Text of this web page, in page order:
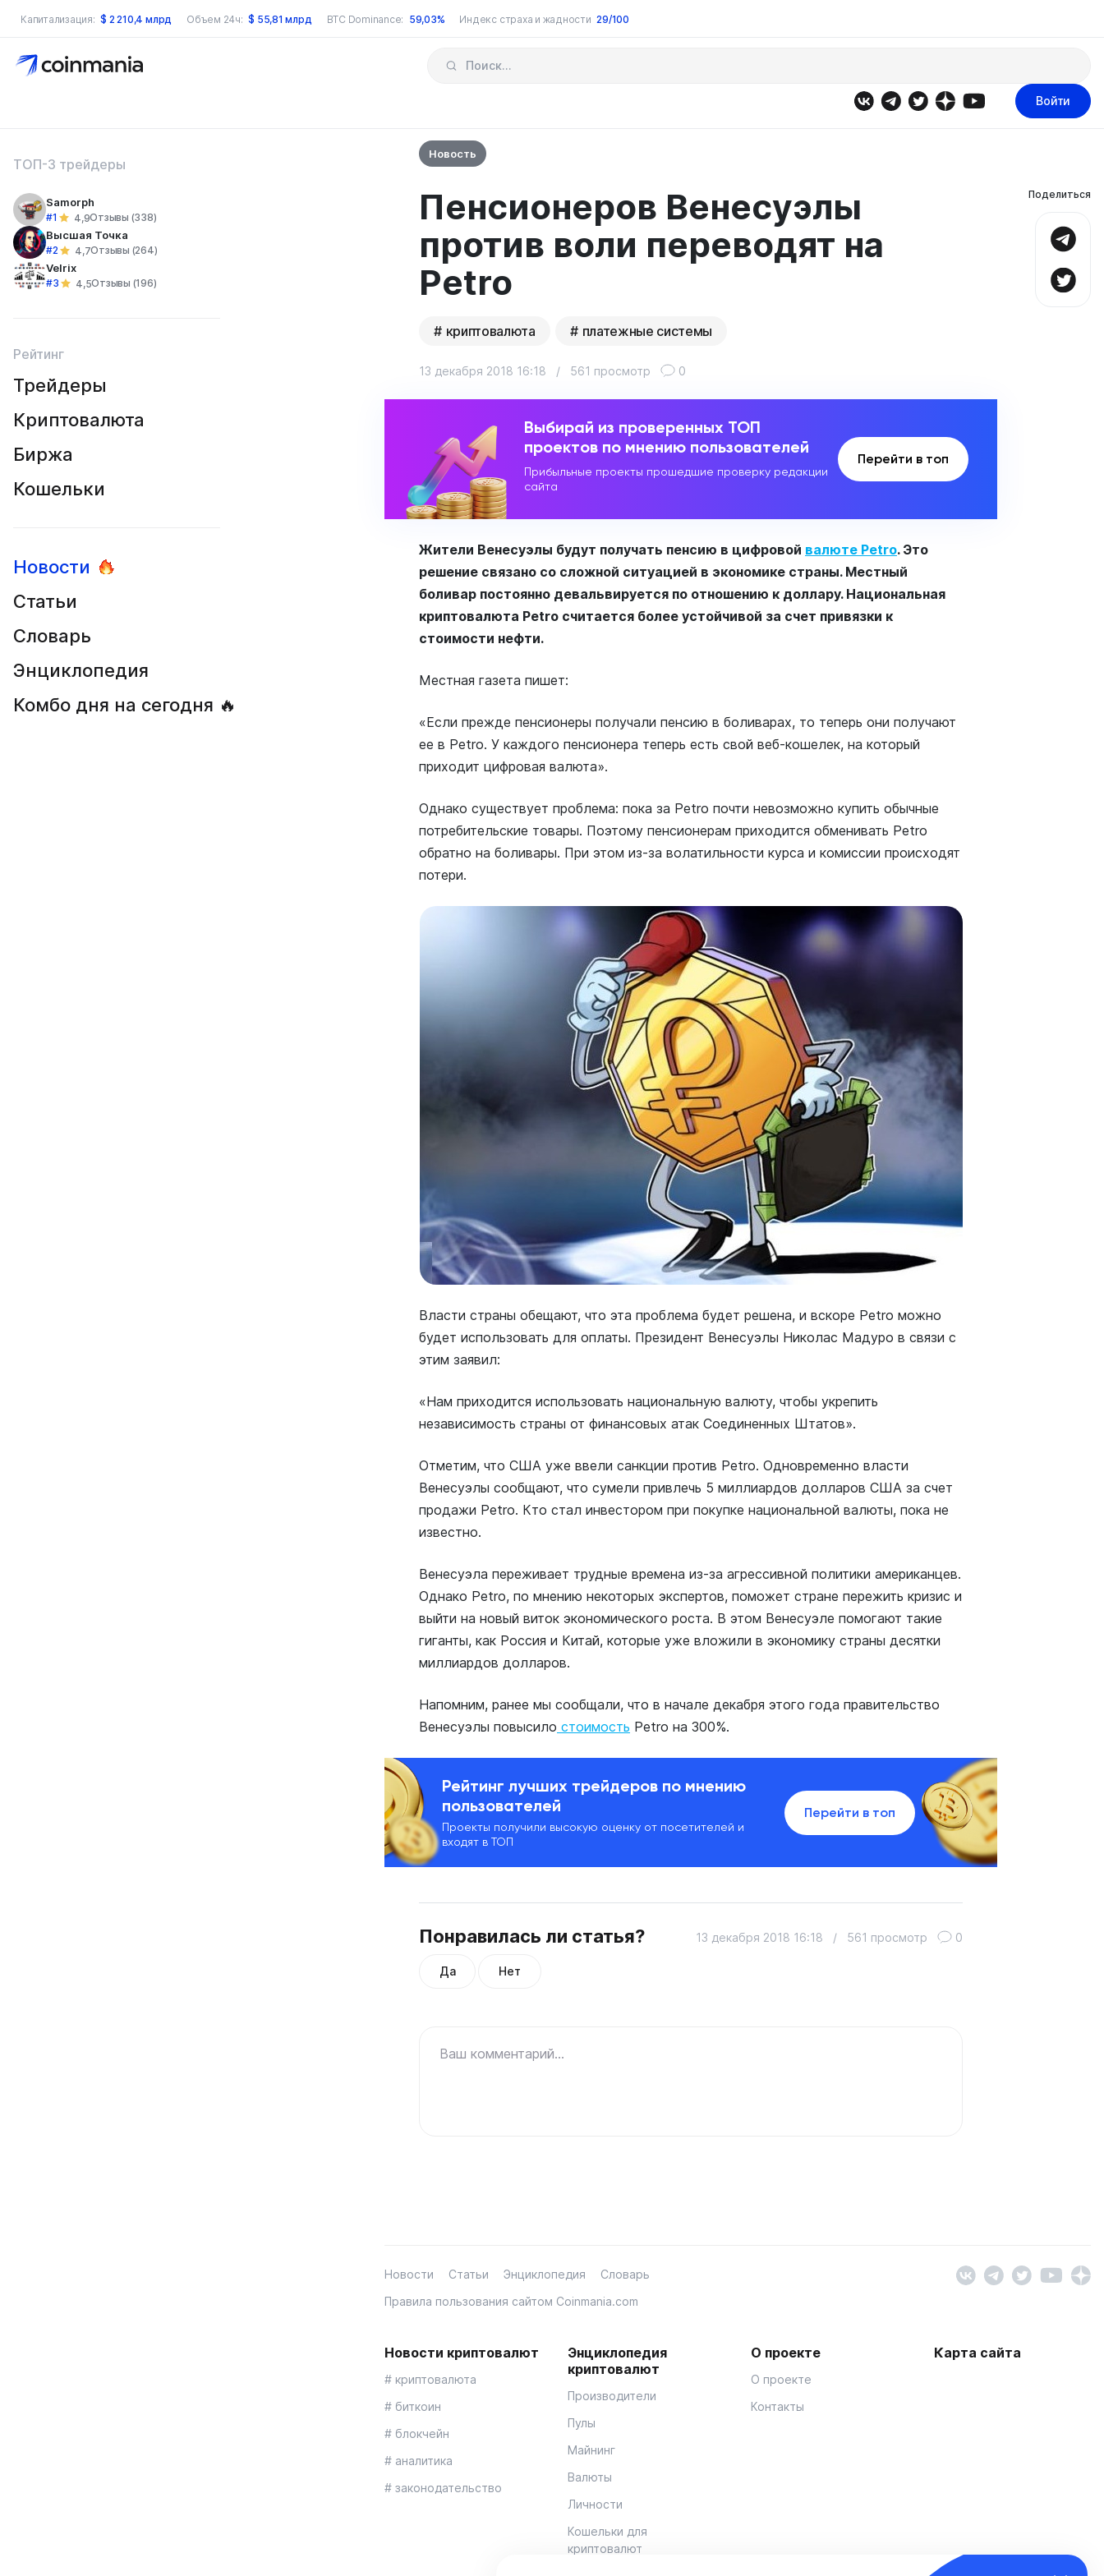
Капитализация: $ 2 210,4 млрд Объем 24ч: $ 55,81 млрд BTC Dominance: 59,03% Индекс страха и жадности 29/100
по сайту
Войти
ТОП-3 трейдеры
Samorph
#1 4,9Отзывы (338)
Высшая Точка
#2 4,7Отзывы (264)
Velrix
#3 4,5Отзывы (196)
Рейтинг
Трейдеры
Криптовалюта
Биржа
Кошельки
Новости
Статьи
Словарь
Энциклопедия
Комбо дня на сегодня 🔥
Новость
Пенсионеров Венесуэлы
против воли переводят на
Petro
криптовалюта платежные системы
13 декабря 2018 16:18 / 561 просмотр 0
Выбирай из проверенных ТОП
проектов по мнению пользователей
Прибыльные проекты прошедшие проверку редакции
сайта
Перейти в топ
Жители Венесуэлы будут получать пенсию в цифровой валюте Petro. Это
решение связано со сложной ситуацией в экономике страны. Местный
боливар постоянно девальвируется по отношению к доллару. Национальная
криптовалюта Petro считается более устойчивой за счет привязки к
стоимости нефти.
Местная газета пишет:
«Если прежде пенсионеры получали пенсию в боливарах, то теперь они получают
ее в Petro. У каждого пенсионера теперь есть свой веб-кошелек, на который
приходит цифровая валюта».
Однако существует проблема: пока за Petro почти невозможно купить обычные
потребительские товары. Поэтому пенсионерам приходится обменивать Petro
обратно на боливары. При этом из-за волатильности курса и комиссии происходят
потери.
Власти страны обещают, что эта проблема будет решена, и вскоре Petro можно
будет использовать для оплаты. Президент Венесуэлы Николас Мадуро в связи с
этим заявил:
«Нам приходится использовать национальную валюту, чтобы укрепить
независимость страны от финансовых атак Соединенных Штатов».
Отметим, что США уже ввели санкции против Petro. Одновременно власти
Венесуэлы сообщают, что сумели привлечь 5 миллиардов долларов США за счет
продажи Petro. Кто стал инвестором при покупке национальной валюты, пока не
известно.
Венесуэла переживает трудные времена из-за агрессивной политики американцев.
Однако Petro, по мнению некоторых экспертов, поможет стране пережить кризис и
выйти на новый виток экономического роста. В этом Венесуэле помогают такие
гиганты, как Россия и Китай, которые уже вложили в экономику страны десятки
миллиардов долларов.
Напомним, ранее мы сообщали, что в начале декабря этого года правительство
Венесуэлы повысило стоимость Petro на 300%.
Рейтинг лучших трейдеров по мнению
пользователей
Проекты получили высокую оценку от посетителей и
входят в ТОП
Перейти в топ
Понравилась ли статья?
Да Нет
13 декабря 2018 16:18 / 561 просмотр 0
Ваш комментарий...
Поделиться
Новости Статьи Энциклопедия
Словарь
Правила пользования сайтом Coinmania.com
Новости криптовалют
# криптовалюта
# биткоин
# блокчейн
# аналитика
# законодательство
Энциклопедия
криптовалют
Производители
Пулы
Майнинг
Валюты
Личности
Кошельки для
криптовалют
О проекте
О проекте
Контакты
Карта сайта